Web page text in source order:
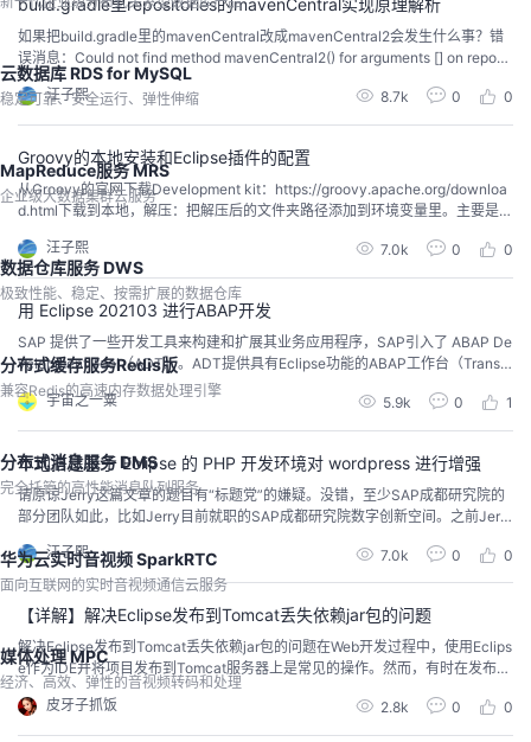
云数据库 RDS for MySQL
稳定可靠、安全运行、弹性伸缩
MapReduce服务 MRS
企业级大数据集群云服务
数据仓库服务 DWS
极致性能、稳定、按需扩展的数据仓库
分布式缓存服务Redis版
兼容Redis的高速内存数据处理引擎
分布式消息服务 DMS
完全托管的高性能消息队列服务
华为云实时音视频 SparkRTC
面向互联网的实时音视频通信云服务
媒体处理 MPC
经济、高效、弹性的音视频转码和处理
build.gradle里repositories的mavenCentral实现原理解析
如果把build.gradle里的mavenCentral改成mavenCentral2会发生什么事？错
误消息：Could not find method mavenCentral2() for arguments [] on reposit
ory container of type org.gradle.api.internal.artifacts.dsl.DefaultRepositor...
汪子熙
8.7k 0 0
Groovy的本地安装和Eclipse插件的配置
从Groovy的官网下载Development kit：https://groovy.apache.org/downloa
d.html下载到本地，解压：把解压后的文件夹路径添加到环境变量里。主要是G
命令行里输入groovy加上文件名，如果能够成功执行，说明环境变量配置没有
问题了。还可以在Eclipse这...
汪子熙 7.0k 0 0
用 Eclipse 202103 进行ABAP开发
SAP 提供了一些开发工具来构建和扩展其业务应用程序，SAP引入了 ABAP De
velopment Tool（ADT）。ADT提供具有Eclipse功能的ABAP工作台（Transa
ction SE80）的功能性，使ABAP与SAP的其他基于Eclipse的开发环境保持一
致。可以通过如下操作安装和设置 Eclipse IDE： 用 Eclipse 进行ABAP开发打
开Eclipse官网 w...
宇宙之一粟 5.9k 0 1
本地搭建基于 Eclipse 的 PHP 开发环境对 wordpress 进行增强
请原谅Jerry这篇文章的题目有“标题党”的嫌疑。没错，至少SAP成都研究院的
部分团队如此，比如Jerry目前就职的SAP成都研究院数字创新空间。之前Jerry
SAP云平台扩展工厂)，是SAP C/4HANA极为重要的扩展工具。站在巨人肩膀
上的牛顿：Kubernete...
汪子熙 7.0k 0 0
【详解】解决Eclipse发布到Tomcat丢失依赖jar包的问题
解决Eclipse发布到Tomcat丢失依赖jar包的问题在Web开发过程中，使用Eclips
e作为IDE并将项目发布到Tomcat服务器上是常见的操作。然而，有时在发布过
程中可能会遇到丢失依赖jar包的问题，这会导致运行时错误和应用程序功能异
常。本文将介绍如何解决这个问题，确保所有依赖jar包能够正确地发布到Tomc
at服务器。问题原因在Eclipse中，当我们将一个Web项目发布到Tom...
皮牙子抓饭 2.8k 0 0